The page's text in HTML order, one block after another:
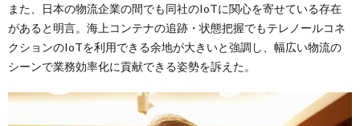
また、日本の物流企業の間でも同社のIoTに関心を寄せている存在
があると明言。海上コンテナの追跡・状態把握でもテレノールコネ
クションのIoTを利用できる余地が大きいと強調し、幅広い物流の
シーンで業務効率化に貢献できる姿勢を訴えた。